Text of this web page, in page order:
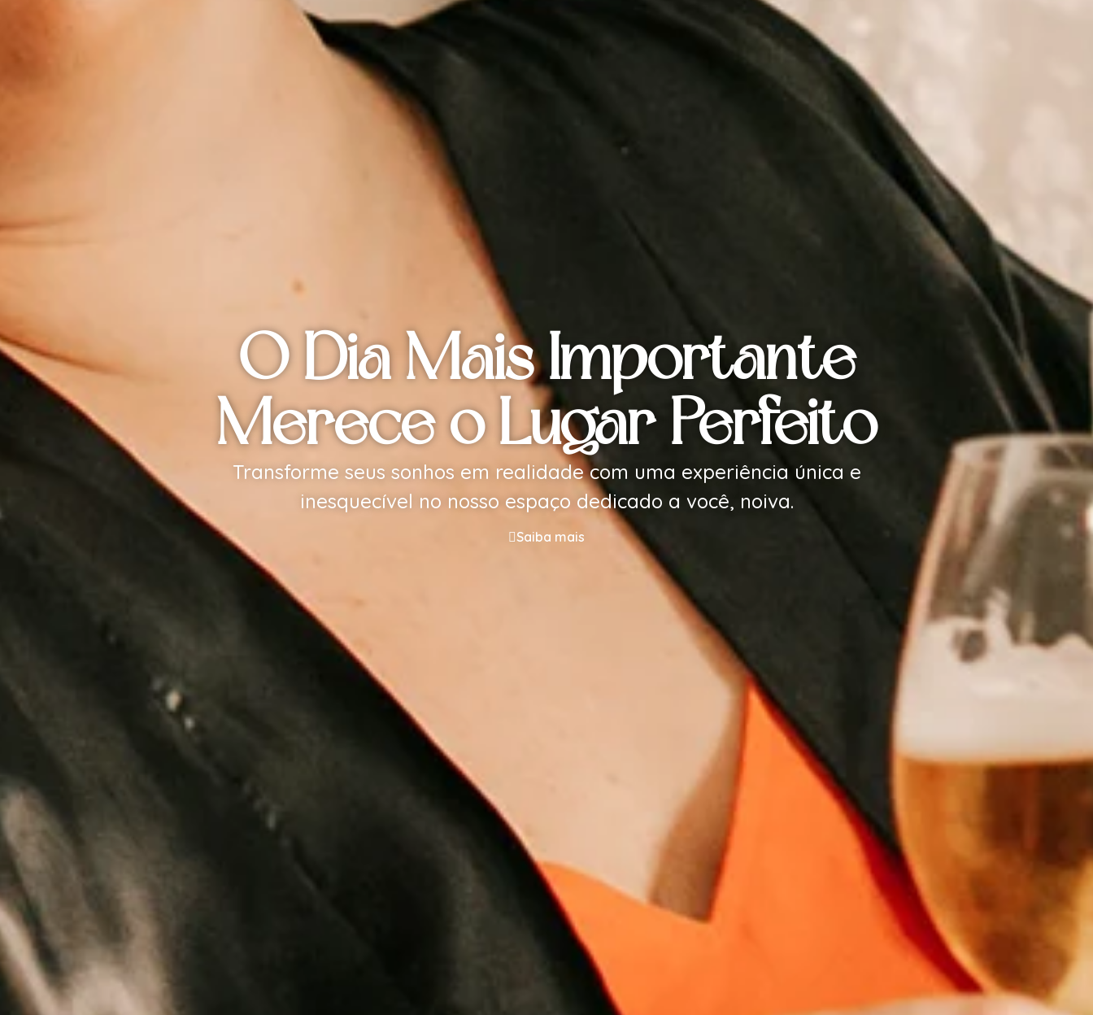
O Dia Mais Importante
Merece o Lugar Perfeito
Transforme seus sonhos em realidade com uma experiência única e
inesquecível no nosso espaço dedicado a você, noiva.
Saiba mais